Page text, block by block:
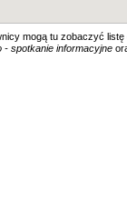
mogą tu zobaczyć
- spotkanie informacyjne